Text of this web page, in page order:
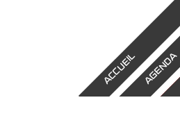
ACCUEILAGENDA